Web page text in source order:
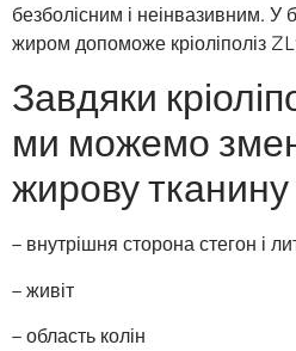
безболісним і неінвазивним. У
жиром допоможе кріоліполіз
Завдяки
ми можемо
жирову тканину
– внутрішня сторона стегон і
– живіт
– область колін